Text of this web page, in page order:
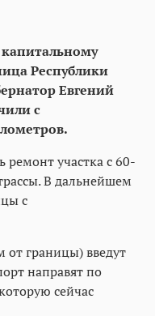
Республики
Евгений
с
ремонт участка с 60-
В дальнейшем
с
от границы) введут
направят по
сейчас